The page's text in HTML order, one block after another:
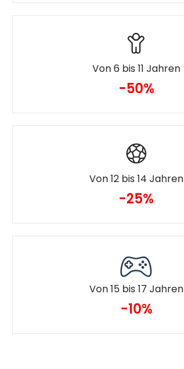
Von 6 bis 11 Jahren
-50%
Von 12 bis 14 Jahren
-25%
Von 15 bis 17 Jahren
-10%